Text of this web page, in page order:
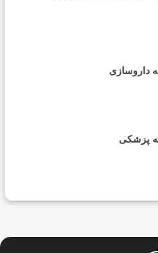
داروسازی
پزشکی